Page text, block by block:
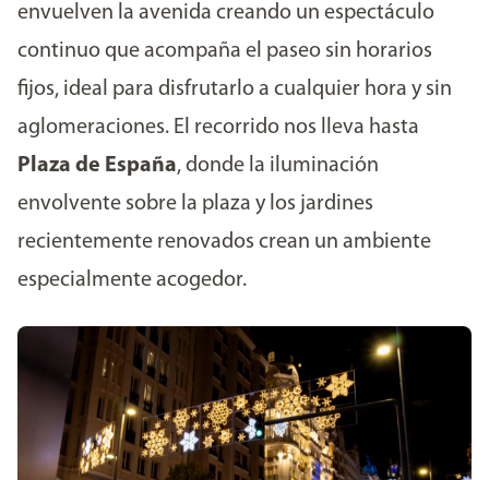
envuelven la avenida creando un espectáculo
continuo que acompaña el paseo sin horarios
fijos, ideal para disfrutarlo a cualquier hora y sin
aglomeraciones. El recorrido nos lleva hasta
Plaza de España, donde la iluminación
envolvente sobre la plaza y los jardines
recientemente renovados crean un ambiente
especialmente acogedor.